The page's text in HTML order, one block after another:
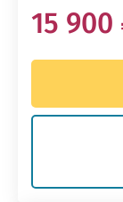
15 900